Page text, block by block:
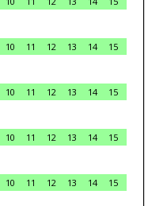
10 11 12 13 14
15
10 11 12 13 14
15
10 11 12 13 14
15
10 11 12 13 14
15